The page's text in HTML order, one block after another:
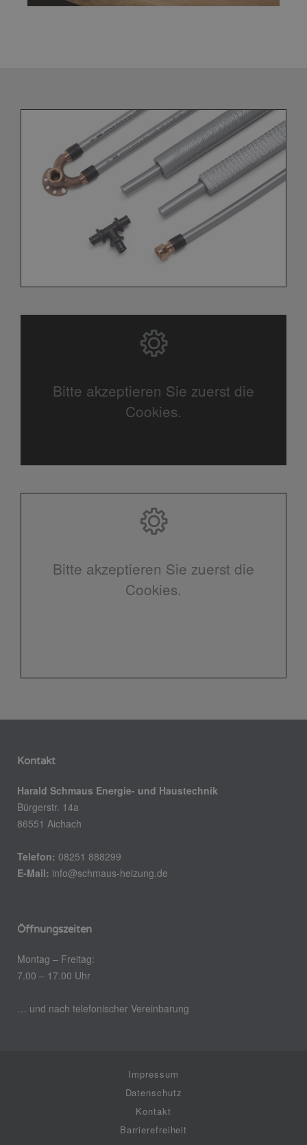
Bitte akzeptieren Sie zuerst die
Cookies.
Bitte akzeptieren Sie zuerst die
Cookies.
Kontakt
Harald Schmaus Energie- und Haustechnik
Bürgerstr. 14a
86551 Aichach
Telefon: 08251 888299
E-Mail: info@schmaus-heizung.de
Öffnungszeiten
Montag – Freitag:
7.00 – 17.00 Uhr
… und nach telefonischer Vereinbarung
Impressum
Datenschutz
Kontakt
Barrierefreiheit